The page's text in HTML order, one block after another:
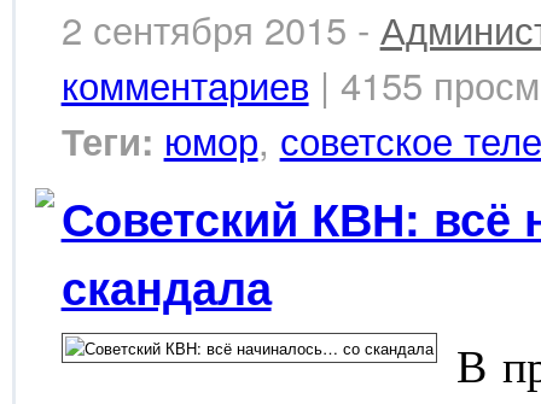
2 сентября 2015 -
комментариев | 4155
Теги: юмор, советское
Советский КВН: всё
скандала
В